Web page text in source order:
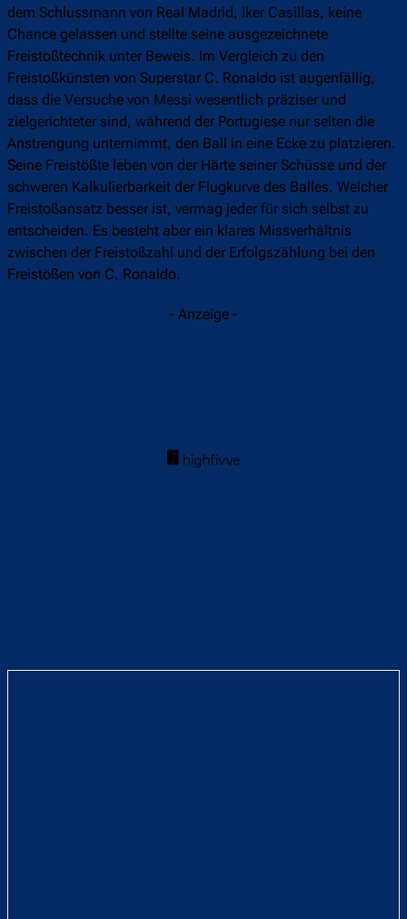
dem Schlussmann von Real Madrid, Iker Casillas, keine
Chance gelassen und stellte seine ausgezeichnete
Freistoßtechnik unter Beweis. Im Vergleich zu den
Freistoßkünsten von Superstar C. Ronaldo ist augenfällig,
dass die Versuche von Messi wesentlich präziser und
zielgerichteter sind, während der Portugiese nur selten die
Anstrengung unternimmt, den Ball in eine Ecke zu platzieren.
Seine Freistößte leben von der Härte seiner Schüsse und der
schweren Kalkulierbarkeit der Flugkurve des Balles. Welcher
Freistoßansatz besser ist, vermag jeder für sich selbst zu
entscheiden. Es besteht aber ein klares Missverhältnis
zwischen der Freistoßzahl und der Erfolgszählung bei den
Freistößen von C. Ronaldo.
- Anzeige -